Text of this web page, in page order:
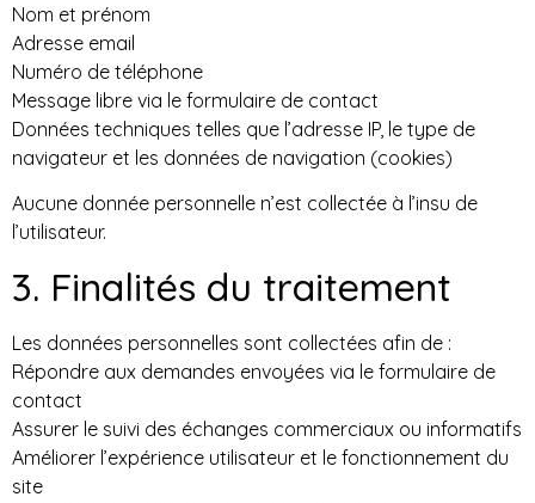
Nom et prénom
Adresse email
Numéro de téléphone
Message libre via le formulaire de contact
Données techniques telles que l’adresse IP, le type de
navigateur et les données de navigation (cookies)
Aucune donnée personnelle n’est collectée à l’insu de
l’utilisateur.
3. Finalités du traitement
Les données personnelles sont collectées afin de :
Répondre aux demandes envoyées via le formulaire de
contact
Assurer le suivi des échanges commerciaux ou informatifs
Améliorer l’expérience utilisateur et le fonctionnement du
site